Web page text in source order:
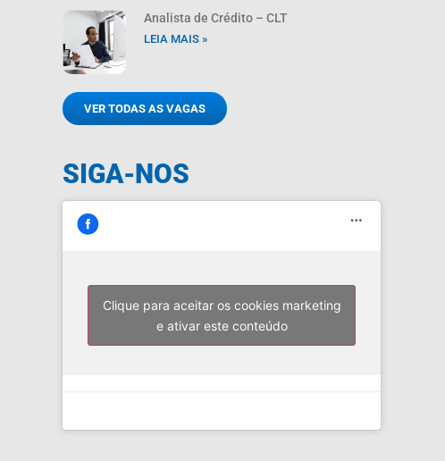
Analista de Crédito – CLT
LEIA MAIS »
VER TODAS AS VAGAS
SIGA-NOS
Clique para aceitar os cookies marketing
e ativar este conteúdo